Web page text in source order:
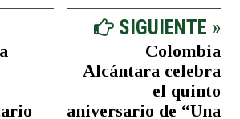
SIGUIENTE »
Colombia
Alcántara celebra
el quinto
aniversario de “Una